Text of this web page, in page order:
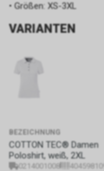
• Größen: XS-3XL
VARIANTEN
BEZEICHNUNG
COTTON TEC® Damen
Poloshirt, weiß, 2XL
0214001008